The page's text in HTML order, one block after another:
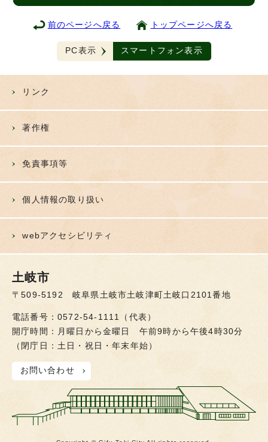
前のページへ戻る トップページへ戻る
PC表示 スマートフォン表示
リンク
著作権
免責事項等
個人情報の取り扱い
webアクセシビリティ
土岐市
〒509-5192 岐阜県土岐市土岐津町土岐口2101番地
電話番号：0572-54-1111（代表）
開庁時間：月曜日から金曜日 午前9時から午後4時30分
（閉庁日：土日・祝日・年末年始）
お問い合わせ